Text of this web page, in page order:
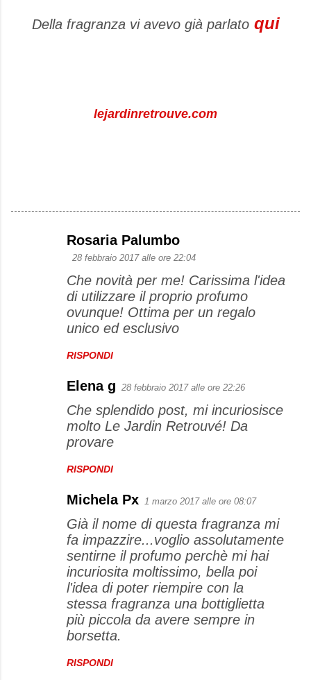
Della fragranza vi avevo già parlato qui
lejardinretrouve.com
Rosaria Palumbo
28 febbraio 2017 alle ore 22:04
Che novità per me! Carissima l'idea
di utilizzare il proprio profumo
ovunque! Ottima per un regalo
unico ed esclusivo
RISPONDI
Elena g 28 febbraio 2017 alle ore 22:26
Che splendido post, mi incuriosisce
molto Le Jardin Retrouvé! Da
provare
RISPONDI
Michela Px 1 marzo 2017 alle ore 08:07
Già il nome di questa fragranza mi
fa impazzire...voglio assolutamente
sentirne il profumo perchè mi hai
incuriosita moltissimo, bella poi
l'idea di poter riempire con la
stessa fragranza una bottiglietta
più piccola da avere sempre in
borsetta.
RISPONDI